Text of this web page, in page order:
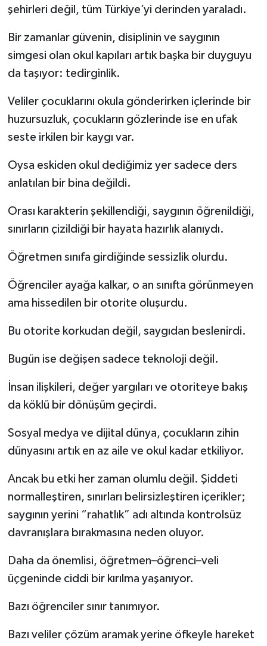
şehirleri değil, tüm Türkiye’yi derinden yaraladı.
Bir zamanlar güvenin, disiplinin ve saygının
simgesi olan okul kapıları artık başka bir duyguyu
da taşıyor: tedirginlik.
Veliler çocuklarını okula gönderirken içlerinde bir
huzursuzluk, çocukların gözlerinde ise en ufak
seste irkilen bir kaygı var.
Oysa eskiden okul dediğimiz yer sadece ders
anlatılan bir bina değildi.
Orası karakterin şekillendiği, saygının öğrenildiği,
sınırların çizildiği bir hayata hazırlık alanıydı.
Öğretmen sınıfa girdiğinde sessizlik olurdu.
Öğrenciler ayağa kalkar, o an sınıfta görünmeyen
ama hissedilen bir otorite oluşurdu.
Bu otorite korkudan değil, saygıdan beslenirdi.
Bugün ise değişen sadece teknoloji değil.
İnsan ilişkileri, değer yargıları ve otoriteye bakış
da köklü bir dönüşüm geçirdi.
Sosyal medya ve dijital dünya, çocukların zihin
dünyasını artık en az aile ve okul kadar etkiliyor.
Ancak bu etki her zaman olumlu değil. Şiddeti
normalleştiren, sınırları belirsizleştiren içerikler;
saygının yerini “rahatlık” adı altında kontrolsüz
davranışlara bırakmasına neden oluyor.
Daha da önemlisi, öğretmen–öğrenci–veli
üçgeninde ciddi bir kırılma yaşanıyor.
Bazı öğrenciler sınır tanımıyor.
Bazı veliler çözüm aramak yerine öfkeyle hareket